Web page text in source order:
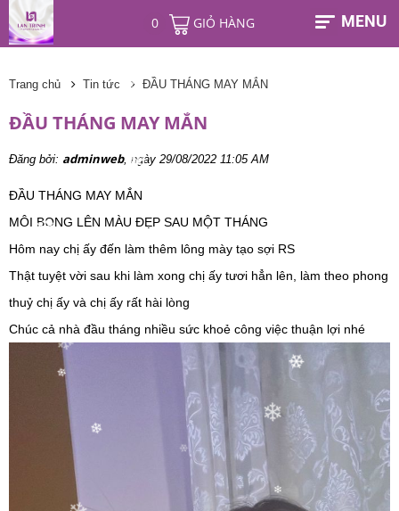
0 GIỎ HÀNG MENU
Trang chủ Tin tức ĐẦU THÁNG MAY MẮN
ĐẦU THÁNG MAY MẮN
Đăng bởi: adminweb, ngày 29/08/2022 11:05 AM
ĐẦU THÁNG MAY MẮN
MÔI BONG LÊN MÀU ĐẸP SAU MỘT THÁNG
Hôm nay chị ấy đến làm thêm lông mày tạo sợi RS
Thật tuyệt vời sau khi làm xong chị ấy tươi hẳn lên, làm theo phong
thuỷ chị ấy và chị ấy rất hài lòng
Chúc cả nhà đầu tháng nhiều sức khoẻ công việc thuận lợi nhé
❄
❄
❄
❄
❄
❄
❄
❄
❄